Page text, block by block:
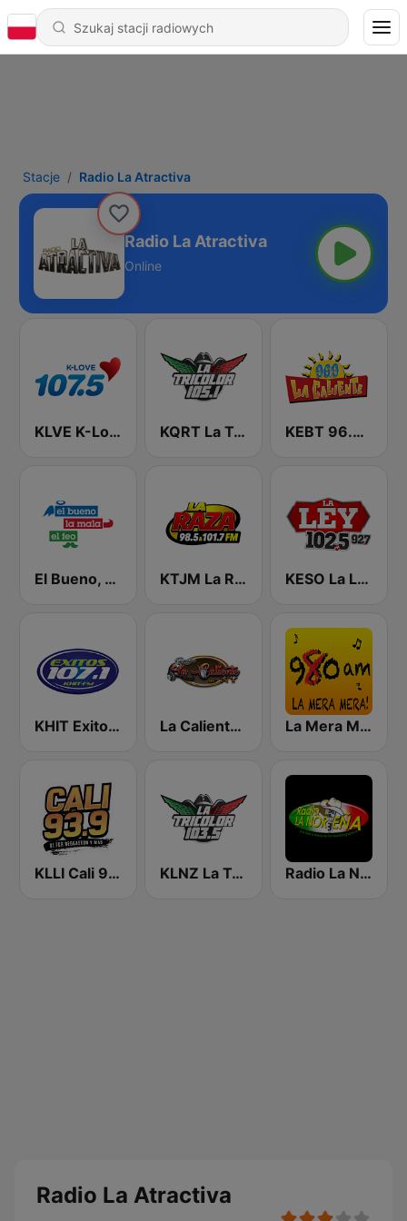
Stacje Radio La Atractiva
Radio La Atractiva
Online
KLVE K-Love 107.5 FM (US Only) KQRT La Tricolor 105.1 FM KEBT 96.9 La Caliente FM
El Bueno, La Mala y El Feo KTJM La Raza 98.5 / 103.3 FM KJOJ KESO La Ley 102.5 and 92.7 FM
KHIT Exitos 107.1 FM La Caliente de NY La Mera Mera 980 AM
KLLI Cali 93.9 FM KLNZ La Tricolor 103.5 FM Radio La Nortena
Radio La Atractiva